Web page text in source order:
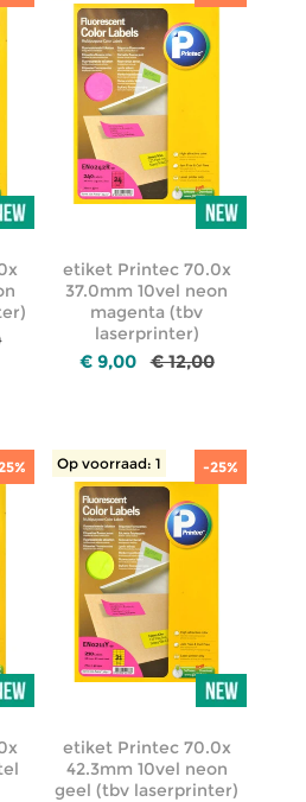
etiket Printec 70.0x
37.0mm 10vel neon
magenta (tbv
laserprinter)
€ 9,00 € 12,00
-25%
Op voorraad: 1
etiket Printec 70.0x
42.3mm 10vel neon
geel (tbv laserprinter)